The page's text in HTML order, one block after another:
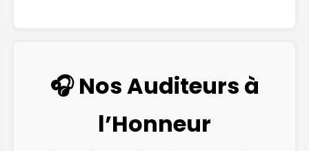
🎧 Nos Auditeurs à
l’Honneur